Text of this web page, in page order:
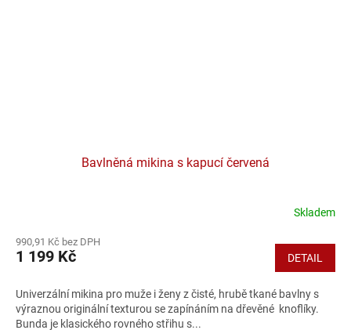
Bavlněná mikina s kapucí červená
Skladem
990,91 Kč bez DPH
1 199 Kč DETAIL
Univerzální mikina pro muže i ženy z čisté, hrubě tkané bavlny s
výraznou originální texturou se zapínáním na dřevěné knoflíky.
Bunda je klasického rovného střihu s...